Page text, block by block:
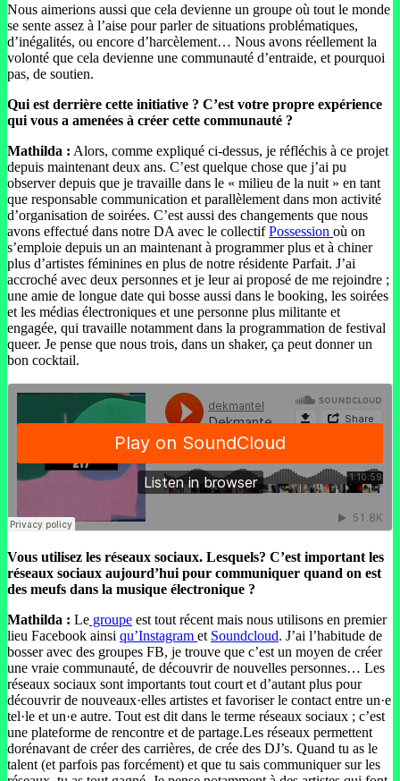
Nous aimerions aussi que cela devienne un groupe où tout le monde
se sente assez à l’aise pour parler de situations problématiques,
d’inégalités, ou encore d’harcèlement… Nous avons réellement la
volonté que cela devienne une communauté d’entraide, et pourquoi
pas, de soutien.
Qui est derrière cette initiative ? C’est votre propre expérience
qui vous a amenées à créer cette communauté ?
Mathilda : Alors, comme expliqué ci-dessus, je réfléchis à ce projet
depuis maintenant deux ans. C’est quelque chose que j’ai pu
observer depuis que je travaille dans le « milieu de la nuit » en tant
que responsable communication et parallèlement dans mon activité
d’organisation de soirées. C’est aussi des changements que nous
avons effectué dans notre DA avec le collectifPossession où on
s’emploie depuis un an maintenant à programmer plus et à chiner
plus d’artistes féminines en plus de notre résidente Parfait. J’ai
accroché avec deux personnes et je leur ai proposé de me rejoindre ;
une amie de longue date qui bosse aussi dans le booking, les soirées
et les médias électroniques et une personne plus militante et
engagée, qui travaille notamment dans la programmation de festival
queer. Je pense que nous trois, dans un shaker, ça peut donner un
bon cocktail.
Vous utilisez les réseaux sociaux. Lesquels? C’est important les
réseaux sociaux aujourd’hui pour communiquer quand on est
des meufs dans la musique électronique ?
Mathilda : Le groupe est tout récent mais nous utilisons en premier
lieu Facebook ainsi qu’Instagram et Soundcloud. J’ai l’habitude de
bosser avec des groupes FB, je trouve que c’est un moyen de créer
une vraie communauté, de découvrir de nouvelles personnes… Les
réseaux sociaux sont importants tout court et d’autant plus pour
découvrir de nouveaux·elles artistes et favoriser le contact entre un·e
tel·le et un·e autre. Tout est dit dans le terme réseaux sociaux ; c’est
une plateforme de rencontre et de partage.Les réseaux permettent
dorénavant de créer des carrières, de crée des DJ’s. Quand tu as le
talent (et parfois pas forcément) et que tu sais communiquer sur les